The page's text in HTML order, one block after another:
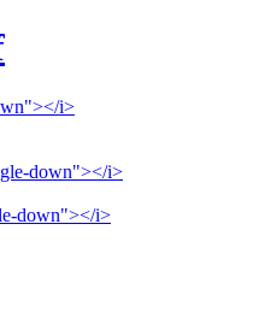
i>
down"></i>
down"></i>